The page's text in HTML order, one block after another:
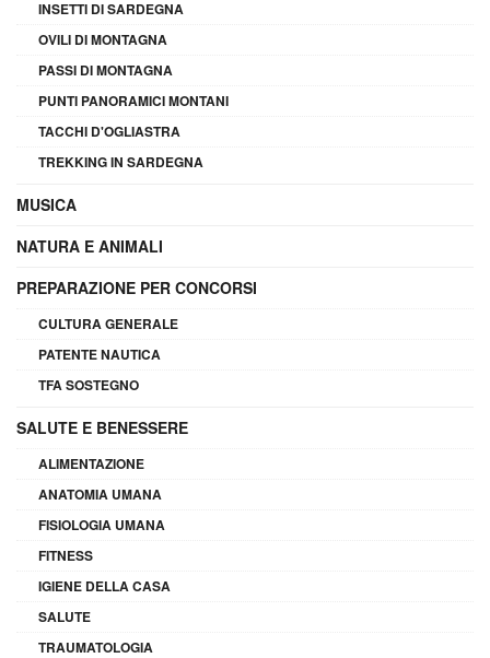
INSETTI DI SARDEGNA
OVILI DI MONTAGNA
PASSI DI MONTAGNA
PUNTI PANORAMICI MONTANI
TACCHI D'OGLIASTRA
TREKKING IN SARDEGNA
MUSICA
NATURA E ANIMALI
PREPARAZIONE PER CONCORSI
CULTURA GENERALE
PATENTE NAUTICA
TFA SOSTEGNO
SALUTE E BENESSERE
ALIMENTAZIONE
ANATOMIA UMANA
FISIOLOGIA UMANA
FITNESS
IGIENE DELLA CASA
SALUTE
TRAUMATOLOGIA